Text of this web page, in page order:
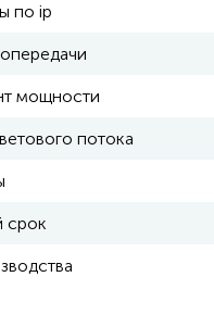
по ip
мощности
потока
срок